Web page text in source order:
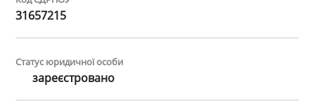
31657215
Статус юридичної особи
зареєстровано